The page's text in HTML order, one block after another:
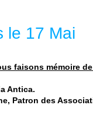
le 17 Mai
faisons mémoire
Antica.
Patron des